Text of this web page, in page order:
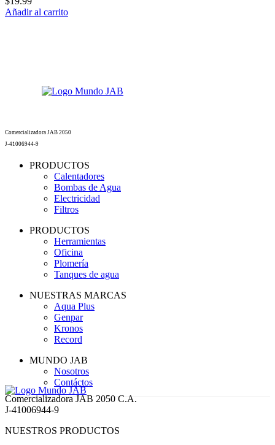
Añadir al carrito
Comercializadora JAB 2050
J-41006944-9
PRODUCTOS
Calentadores
Bombas de Agua
Electricidad
Filtros
PRODUCTOS
Herramientas
Oficina
Plomería
Tanques de agua
NUESTRAS MARCAS
Aqua Plus
Genpar
Kronos
Record
MUNDO JAB
Nosotros
Contáctos
Comercializadora JAB 2050 C.A.
J-41006944-9
NUESTROS PRODUCTOS